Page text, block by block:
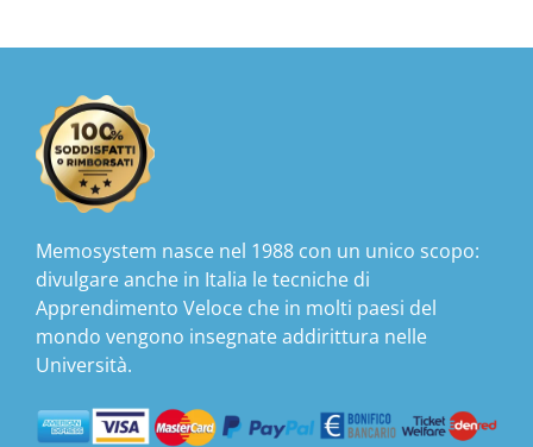
Memosystem nasce nel 1988 con un unico scopo:
divulgare anche in Italia le tecniche di
Apprendimento Veloce che in molti paesi del
mondo vengono insegnate addirittura nelle
Università.